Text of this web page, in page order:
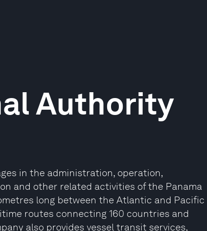
Authority
in the administration, operation,
and other related activities of the Panama
long between the Atlantic and Pacific
routes connecting 160 countries and
also provides vessel transit services,